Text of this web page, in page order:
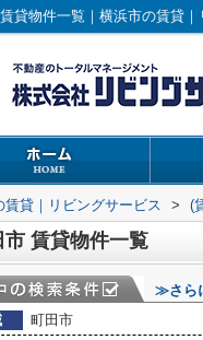
貸物件一覧｜横浜市の賃貸｜
賃貸｜リビングサービス > (
市 賃貸物件一覧
≫さら
町田市